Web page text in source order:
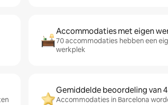
Accommodaties met eigen
70 accommodaties hebben een
werkplek
Gemiddelde beoordeling van
Accommodaties in Barcelona